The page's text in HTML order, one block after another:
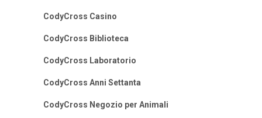
CodyCross Casino
CodyCross Biblioteca
CodyCross Laboratorio
CodyCross Anni Settanta
CodyCross Negozio per Animali